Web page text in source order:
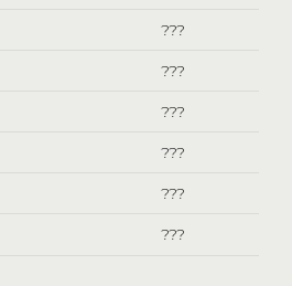
???
???
???
???
???
???